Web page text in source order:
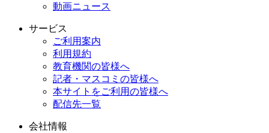
動画ニュース
サービス
ご利用案内
利用規約
教育機関の皆様へ
記者・マスコミの皆様へ
本サイトをご利用の皆様へ
配信先一覧
会社情報